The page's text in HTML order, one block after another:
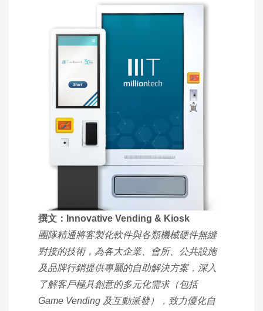
撰文：Innovative Vending & Kiosk
團隊精通將客製化軟件與各類機械硬件無縫
對接的技術，為各大企業、會所、公共設施
及品牌行銷提供專屬的自助解決方案，深入
了解客戶極具創意的多元化需求（包括
Game Vending 及互動派發），致力優化自